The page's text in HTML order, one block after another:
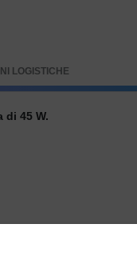
LOGISTICHE
45 W.